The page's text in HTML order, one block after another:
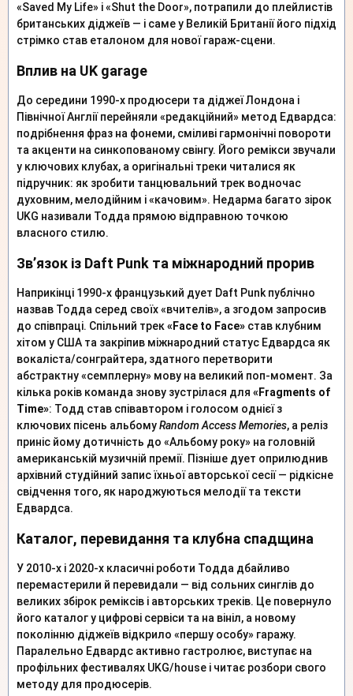
«Saved My Life» і «Shut the Door», потрапили до плейлистів
британських діджеїв — і саме у Великій Британії його підхід
стрімко став еталоном для нової гараж-сцени.
Вплив на UK garage
До середини 1990-х продюсери та діджеї Лондона і
Північної Англії перейняли «редакційний» метод Едвардса:
подрібнення фраз на фонеми, сміливі гармонічні повороти
та акценти на синкопованому свінгу. Його ремікси звучали
у ключових клубах, а оригінальні треки читалися як
підручник: як зробити танцювальний трек водночас
духовним, мелодійним і «качовим». Недарма багато зірок
UKG називали Тодда прямою відправною точкою
власного стилю.
Зв’язок із Daft Punk та міжнародний прорив
Наприкінці 1990-х французький дует Daft Punk публічно
назвав Тодда серед своїх «вчителів», а згодом запросив
до співпраці. Спільний трек«Face to Face» став клубним
хітом у США та закріпив міжнародний статус Едвардса як
вокаліста/сонграйтера, здатного перетворити
абстрактну «семплерну» мову на великий поп-момент. За
кілька років команда знову зустрілася для «Fragments of
Time»: Тодд став співавтором і голосом однієї з
ключових пісень альбомуRandom Access Memories, а реліз
приніс йому дотичність до «Альбому року» на головній
американській музичній премії. Пізніше дует оприлюднив
архівний студійний запис їхньої авторської сесії — рідкісне
свідчення того, як народжуються мелодії та тексти
Едвардса.
Каталог, перевидання та клубна спадщина
У 2010-х і 2020-х класичні роботи Тодда дбайливо
перемастерили й перевидали — від сольних синглів до
великих збірок реміксів і авторських треків. Це повернуло
його каталог у цифрові сервіси та на вініл, а новому
поколінню діджеїв відкрило «першу особу» гаражу.
Паралельно Едвардс активно гастролює, виступає на
профільних фестивалях UKG/house і читає розбори свого
методу для продюсерів.